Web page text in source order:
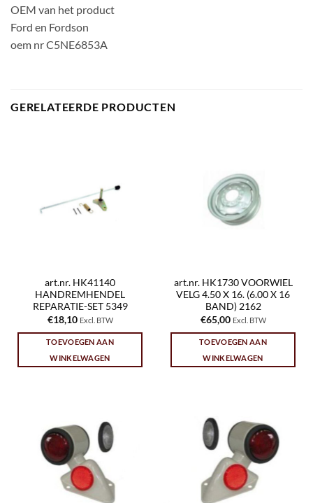
OEM van het product
Ford en Fordson
oem nr C5NE6853A
GERELATEERDE PRODUCTEN
art.nr. HK41140
HANDREMHENDEL
REPARATIE-SET 5349
€18,10 Excl. BTW
TOEVOEGEN AAN
WINKELWAGEN
art.nr. HK1730 VOORWIEL
VELG 4.50 X 16. (6.00 X 16
BAND) 2162
€65,00 Excl. BTW
TOEVOEGEN AAN
WINKELWAGEN